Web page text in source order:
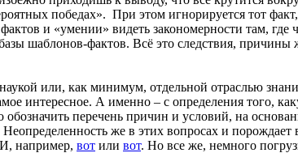
победах». При этом игнорируется тот
и «умении» видеть закономерности там, где
шаблонов-фактов. Всё это следствия, причины
или, как минимум, отдельной отраслью
интересное. А именно – с определения того,
обозначить перечень причин и условий, на
же в этих вопросах и
например, вот или вот. Но все же, немного